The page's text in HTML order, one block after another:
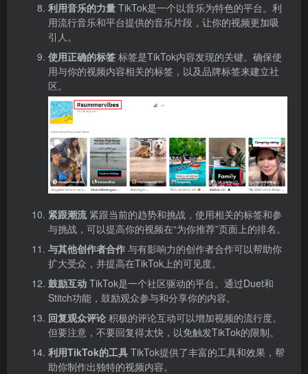
利用音乐的力量 TikTok是一个以音乐为特色的平台。利
用流行音乐和平台提供的音乐片段，让你的视频更加吸
引人。
使用正确的标签 标签是TikTok内容发现的关键。确保使
用与你的视频内容相关的标签，以及品牌标签来建立社
区。
紧跟潮流紧跟当前的趋势和挑战，使用相关的标签和参
与挑战，可以提高你的视频在“为你推荐”页面上的排名。
与其他创作者合作 与有影响力的创作者合作可以帮助你
扩大受众，并提高在TikTok上的可见度。
鼓励互动 TikTok是一个社区驱动的平台。通过Duet和
Stitch功能，鼓励观众参与和分享你的内容。
回复观众评论 积极的评论互动可以增加视频的流行度。
但要注意，不要回复得太快，以免触发TikTok的限制。
利用TikTok的工具 TikTok提供了丰富的工具和效果，帮
助你制作出独特的视频内容。